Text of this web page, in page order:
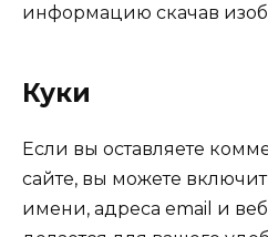
информацию скачав
Куки
Если вы оставляете
сайте, вы можете
имени, адреса email и